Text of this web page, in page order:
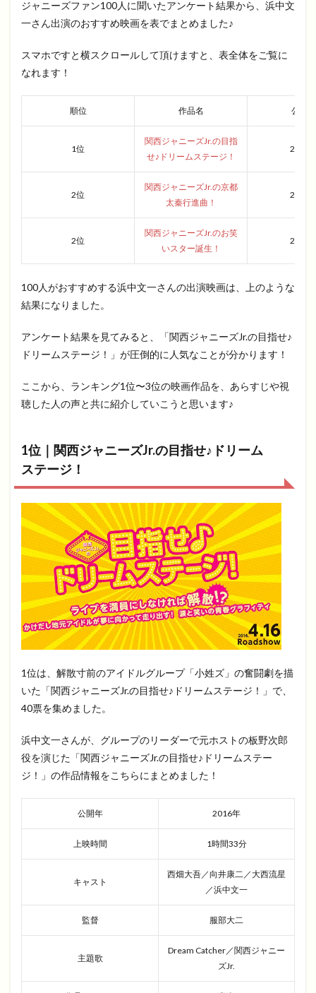
ジャニーズファン100人に聞いたアンケート結果から、浜中文
一さん出演のおすすめ映画を表でまとめました♪
スマホですと横スクロールして頂けますと、表全体をご覧に
なれます！
順位 作品名 公開年
1位
関西ジャニーズJr.の目指
せ♪ドリームステージ！
2016
2位
関西ジャニーズJr.の京都
太秦行進曲！
2013
2位
関西ジャニーズJr.のお笑
いスター誕生！
2017
100人がおすすめする浜中文一さんの出演映画は、上のような
結果になりました。
アンケート結果を見てみると、「関西ジャニーズJr.の目指せ♪
ドリームステージ！」が圧倒的に人気なことが分かります！
ここから、ランキング1位〜3位の映画作品を、あらすじや視
聴した人の声と共に紹介していこうと思います♪
1位｜関西ジャニーズJr.の目指せ♪ドリーム
ステージ！
1位は、解散寸前のアイドルグループ「小姓ズ」の奮闘劇を描
いた「関西ジャニーズJr.の目指せ♪ドリームステージ！」で、
40票を集めました。
浜中文一さんが、グループのリーダーで元ホストの板野次郎
役を演じた「関西ジャニーズJr.の目指せ♪ドリームステー
ジ！」の作品情報をこちらにまとめました！
公開年 2016年
上映時間 1時間33分
キャスト
西畑大吾／向井康二／大西流星
／浜中文一
監督 服部大二
主題歌
Dream Catcher／関西ジャニー
ズJr.